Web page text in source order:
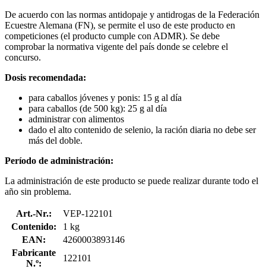
De acuerdo con las normas antidopaje y antidrogas de la Federación
Ecuestre Alemana (FN), se permite el uso de este producto en
competiciones (el producto cumple con ADMR). Se debe
comprobar la normativa vigente del país donde se celebre el
concurso.
Dosis recomendada:
para caballos jóvenes y ponis: 15 g al día
para caballos (de 500 kg): 25 g al día
administrar con alimentos
dado el alto contenido de selenio, la ración diaria no debe ser
más del doble.
Período de administración:
La administración de este producto se puede realizar durante todo el
año sin problema.
Art.-Nr.:
VEP-122101
Contenido:
1 kg
EAN:
4260003893146
Fabricante
N.º:
122101